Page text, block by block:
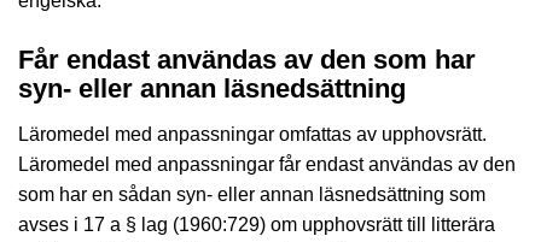
Får endast användas av den som har
syn- eller annan läsnedsättning
Läromedel med anpassningar omfattas av upphovsrätt.
Läromedel med anpassningar får endast användas av den
som har en sådan syn- eller annan läsnedsättning som
avses i 17 a § lag (1960:729) om upphovsrätt till litterära